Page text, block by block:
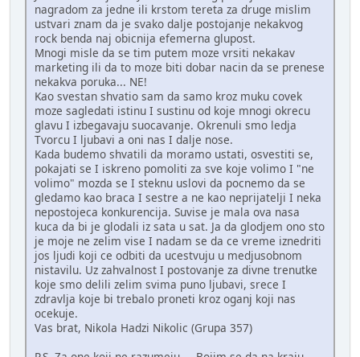
nagradom za jedne ili krstom tereta za druge mislim
ustvari znam da je svako dalje postojanje nekakvog
rock benda naj obicnija efemerna glupost.
Mnogi misle da se tim putem moze vrsiti nekakav
marketing ili da to moze biti dobar nacin da se prenese
nekakva poruka... NE!
Kao svestan shvatio sam da samo kroz muku covek
moze sagledati istinu I sustinu od koje mnogi okrecu
glavu I izbegavaju suocavanje. Okrenuli smo ledja
Tvorcu I ljubavi a oni nas I dalje nose.
Kada budemo shvatili da moramo ustati, osvestiti se,
pokajati se I iskreno pomoliti za sve koje volimo I "ne
volimo" mozda se I steknu uslovi da pocnemo da se
gledamo kao braca I sestre a ne kao neprijatelji I neka
nepostojeca konkurencija. Suvise je mala ova nasa
kuca da bi je glodali iz sata u sat. Ja da glodjem ono sto
je moje ne zelim vise I nadam se da ce vreme iznedriti
jos ljudi koji ce odbiti da ucestvuju u medjusobnom
nistavilu. Uz zahvalnost I postovanje za divne trenutke
koje smo delili zelim svima puno ljubavi, srece I
zdravlja koje bi trebalo proneti kroz oganj koji nas
ocekuje.
Vas brat, Nikola Hadzi Nikolic (Grupa 357)